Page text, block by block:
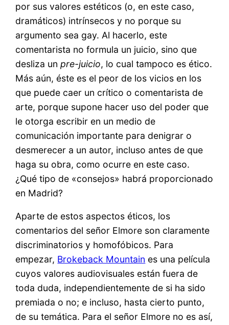
por sus valores estéticos (o, en este caso,
dramáticos) intrínsecos y no porque su
argumento sea gay. Al hacerlo, este
comentarista no formula un juicio, sino que
desliza unpre-juicio, lo cual tampoco es ético.
Más aún, éste es el peor de los vicios en los
que puede caer un crítico o comentarista de
arte, porque supone hacer uso del poder que
le otorga escribir en un medio de
comunicación importante para denigrar o
desmerecer a un autor, incluso antes de que
haga su obra, como ocurre en este caso.
¿Qué tipo de «consejos» habrá proporcionado
en Madrid?
Aparte de estos aspectos éticos, los
comentarios del señor Elmore son claramente
discriminatorios y homofóbicos. Para
empezar, Brokeback Mountain es una película
cuyos valores audiovisuales están fuera de
toda duda, independientemente de si ha sido
premiada o no; e incluso, hasta cierto punto,
de su temática. Para el señor Elmore no es así,